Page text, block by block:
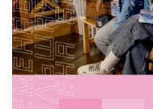
С 19 декабря 2022 года
конкурса «Большая
агентства по делам
традиционная акция